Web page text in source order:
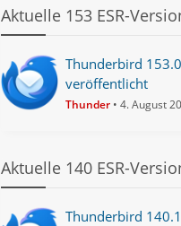
Aktuelle 153 ESR-
Thunderbird
veröffentlicht
Thunder 4. August
Aktuelle 140 ESR-
Thunderbird